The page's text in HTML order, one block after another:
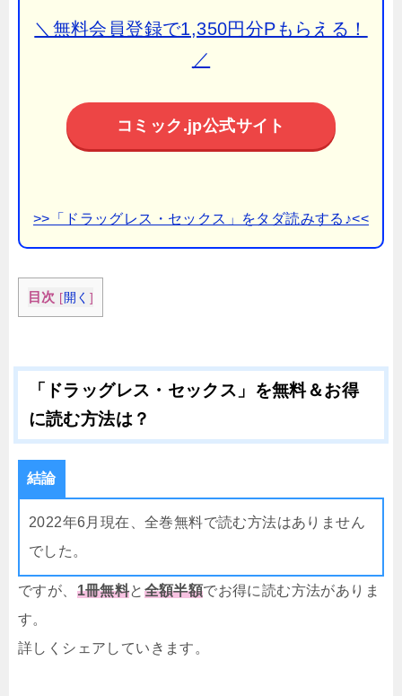
＼無料会員登録で1,350円分Pもらえる！
／
コミック.jp公式サイト
>>「ドラッグレス・セックス」をタダ読みする♪<<
目次 [開く ]
「ドラッグレス・セックス」を無料＆お得
に読む方法は？
結論
2022年6月現在、全巻無料で読む方法はありません
でした。
ですが、 1冊無料と 全額半額でお得に読む方法がありま
す。
詳しくシェアしていきます。